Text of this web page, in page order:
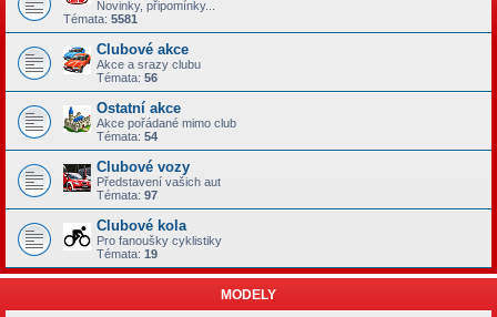
Novinky, připomínky...
Témata: 5581
Clubové akce
Akce a srazy clubu
Témata: 56
Ostatní akce
Akce pořádané mimo club
Témata: 54
Clubové vozy
Představení vašich aut
Témata: 97
Clubové kola
Pro fanoušky cyklistiky
Témata: 19
MODELY